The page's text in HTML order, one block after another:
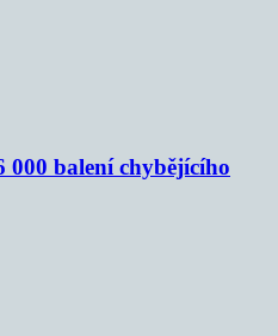
000 balení chybějícího